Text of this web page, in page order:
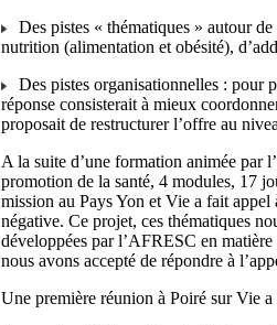
Des pistes « thématiques » autour
nutrition (alimentation et obésité),
Des pistes organisationnelles : pour
réponse consisterait à mieux
proposait de restructurer l’offre au
A la suite d’une formation animée
promotion de la santé, 4 modules, 17
mission au Pays Yon et Vie a fait
négative. Ce projet, ces thématiques
développées par l’AFRESC en
nous avons accepté de répondre à
Une première réunion à Poiré sur Vie